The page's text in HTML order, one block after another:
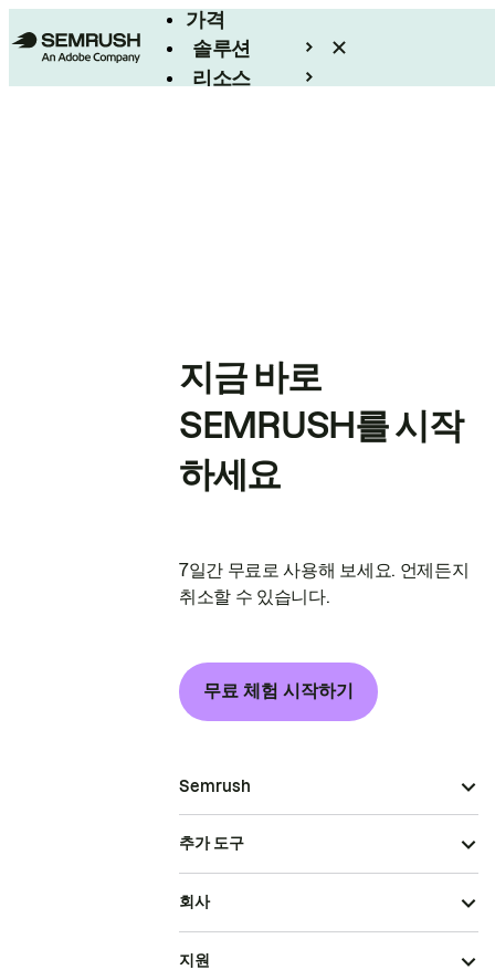
가격
솔루션
리소스
지금 바로
SEMRUSH를 시작
하세요
7일간 무료로 사용해 보세요. 언제든지
취소할 수 있습니다.
무료 체험 시작하기
Semrush
추가 도구
회사
지원